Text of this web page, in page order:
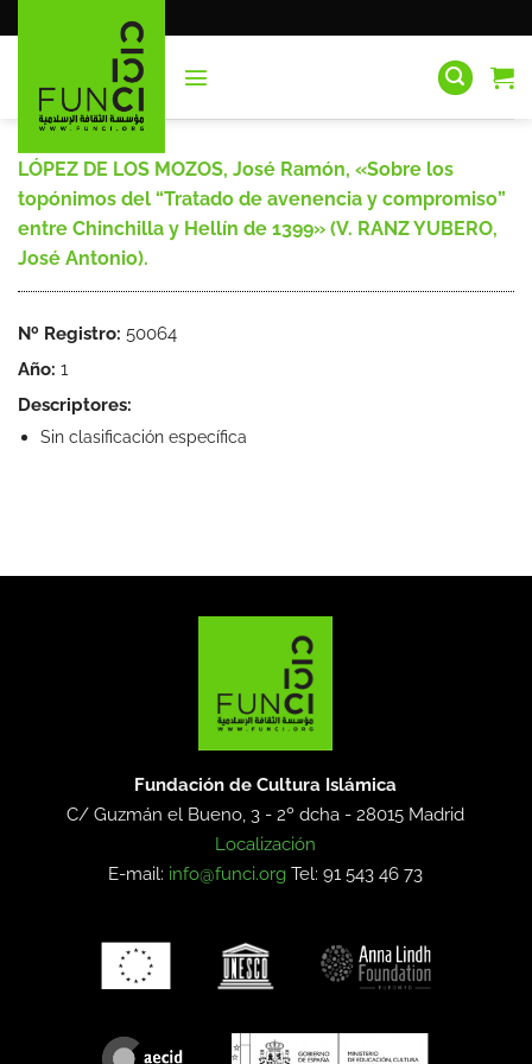
al
LÓPEZ DE LOS MOZOS, José Ramón, «Sobre los
topónimos del “Tratado de avenencia y compromiso”
entre Chinchilla y Hellín de 1399» (V. RANZ YUBERO,
José Antonio).
Nº Registro: 50064
Año: 1
Descriptores:
Sin clasificación específica
Fundación de Cultura Islámica
C/ Guzmán el Bueno, 3 - 2º dcha -28015 Madrid
Localización
E-mail: info@funci.org Tel: 91 543 46 73